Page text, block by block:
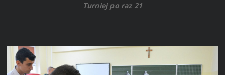
Turniej po raz 21